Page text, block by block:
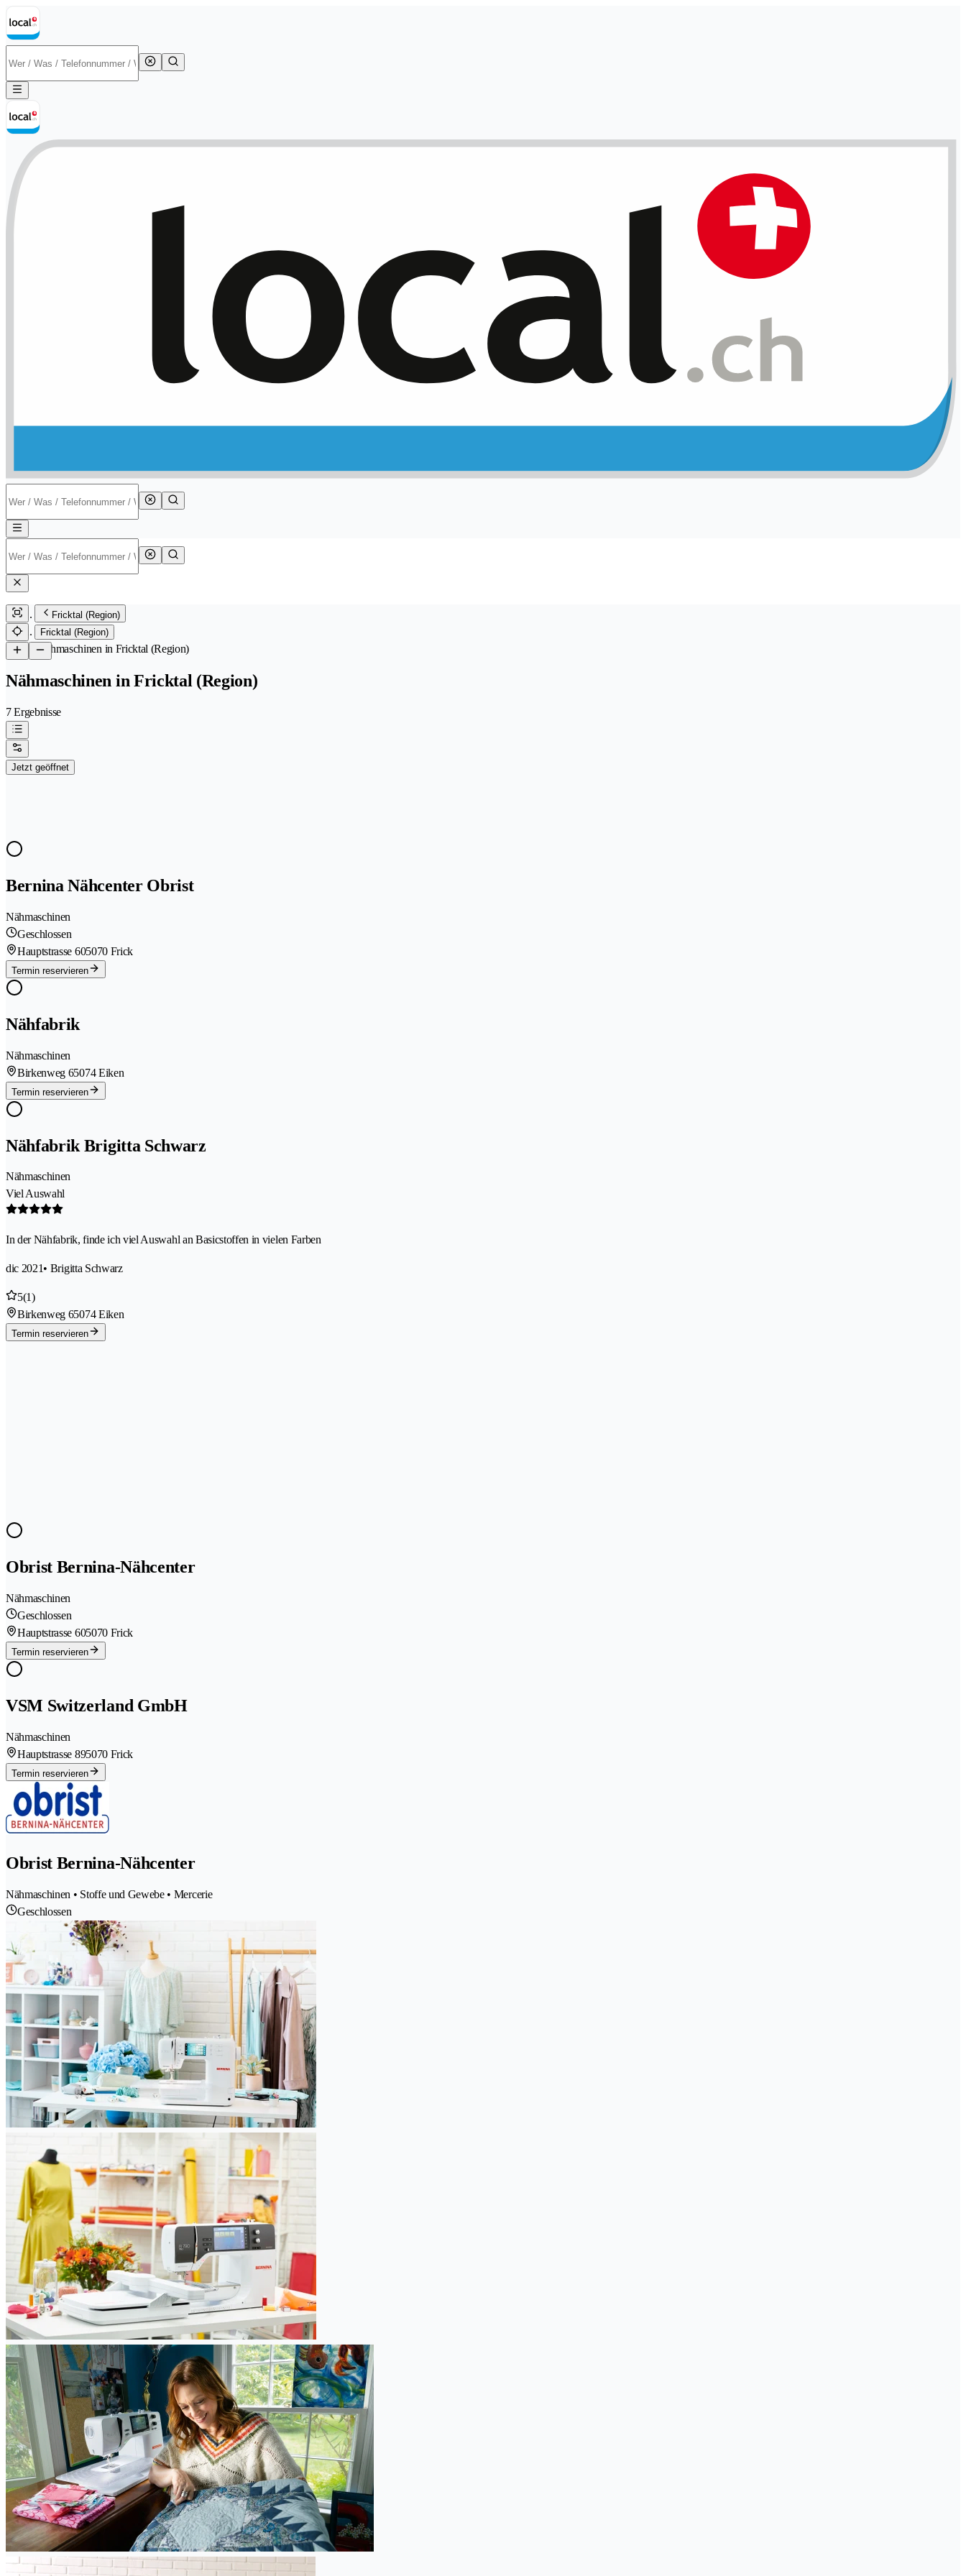
Fricktal (Region)
Fricktal (Region)
/Nähmaschinen in Fricktal (Region)
Nähmaschinen in Fricktal (Region)
7 Ergebnisse
Jetzt geöffnet
Bernina Nähcenter Obrist
Nähmaschinen
Geschlossen
Hauptstrasse 605070 Frick
Termin reservieren
Nähfabrik
Nähmaschinen
Birkenweg 65074 Eiken
Termin reservieren
Nähfabrik Brigitta Schwarz
Nähmaschinen
Viel Auswahl
In der Nähfabrik, finde ich viel Auswahl an Basicstoffen in vielen Farben
dic 2021• Brigitta Schwarz
5(1)
Birkenweg 65074 Eiken
Termin reservieren
Obrist Bernina-Nähcenter
Nähmaschinen
Geschlossen
Hauptstrasse 605070 Frick
Termin reservieren
VSM Switzerland GmbH
Nähmaschinen
Hauptstrasse 895070 Frick
Termin reservieren
Obrist Bernina-Nähcenter
Nähmaschinen • Stoffe und Gewebe • Mercerie
Geschlossen